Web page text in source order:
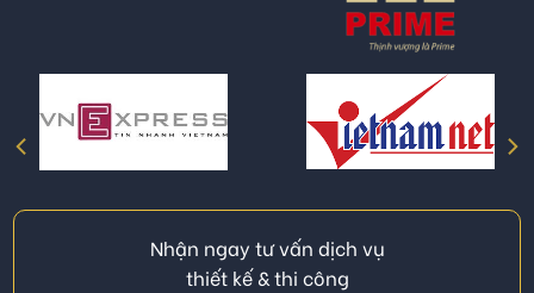
Nhận ngay tư vấn dịch vụ
thiết kế & thi công